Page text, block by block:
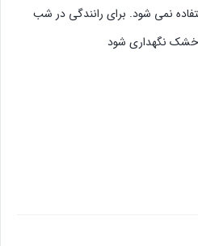
نمی شود. برای رانندگی در شب
نگهداری شود